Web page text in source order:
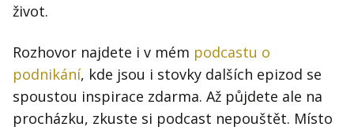
život.
Rozhovor najdete i v mém podcastu o
podnikání, kde jsou i stovky dalších epizod se
spoustou inspirace zdarma. Až půjdete ale na
procházku, zkuste si podcast nepouštět. Místo